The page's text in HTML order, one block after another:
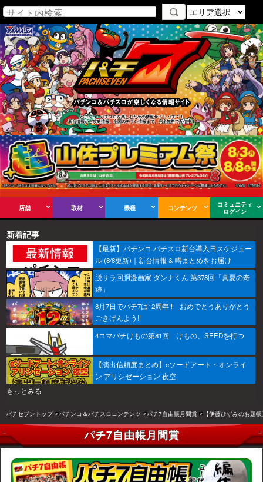
パチンコ・パチスロを楽しむための情報サイト パチ７！
新台情報から攻略情報、全国のチラシ情報まで、完全無料で配信中！
店舗 取材 機種 コンテンツ
コミュニティ
ログイン
新着記事
【最新】パチンコ パチスロ新台導入日スケジュー
ル (8/8更新)｜新台情報 & 噂まとめをお届け
脱サラ回胴漫画家 ダンナくん 第378回「真夏の奇
跡」
8月7日でパチ7は12周年!! おめでとうありがとう
ごきげんよう!!
4コマパチけもの第81回 けもの、SEEDを打つ
【演出信頼度まとめ】eソードアート・オンライ
ン アリシゼーション 夜空
もっとみる
パチセブントップ パチンコ＆パチスロコンテンツ パチ7自由帳月間賞 【伊藤ひずみのお題
パチ7自由帳月間賞